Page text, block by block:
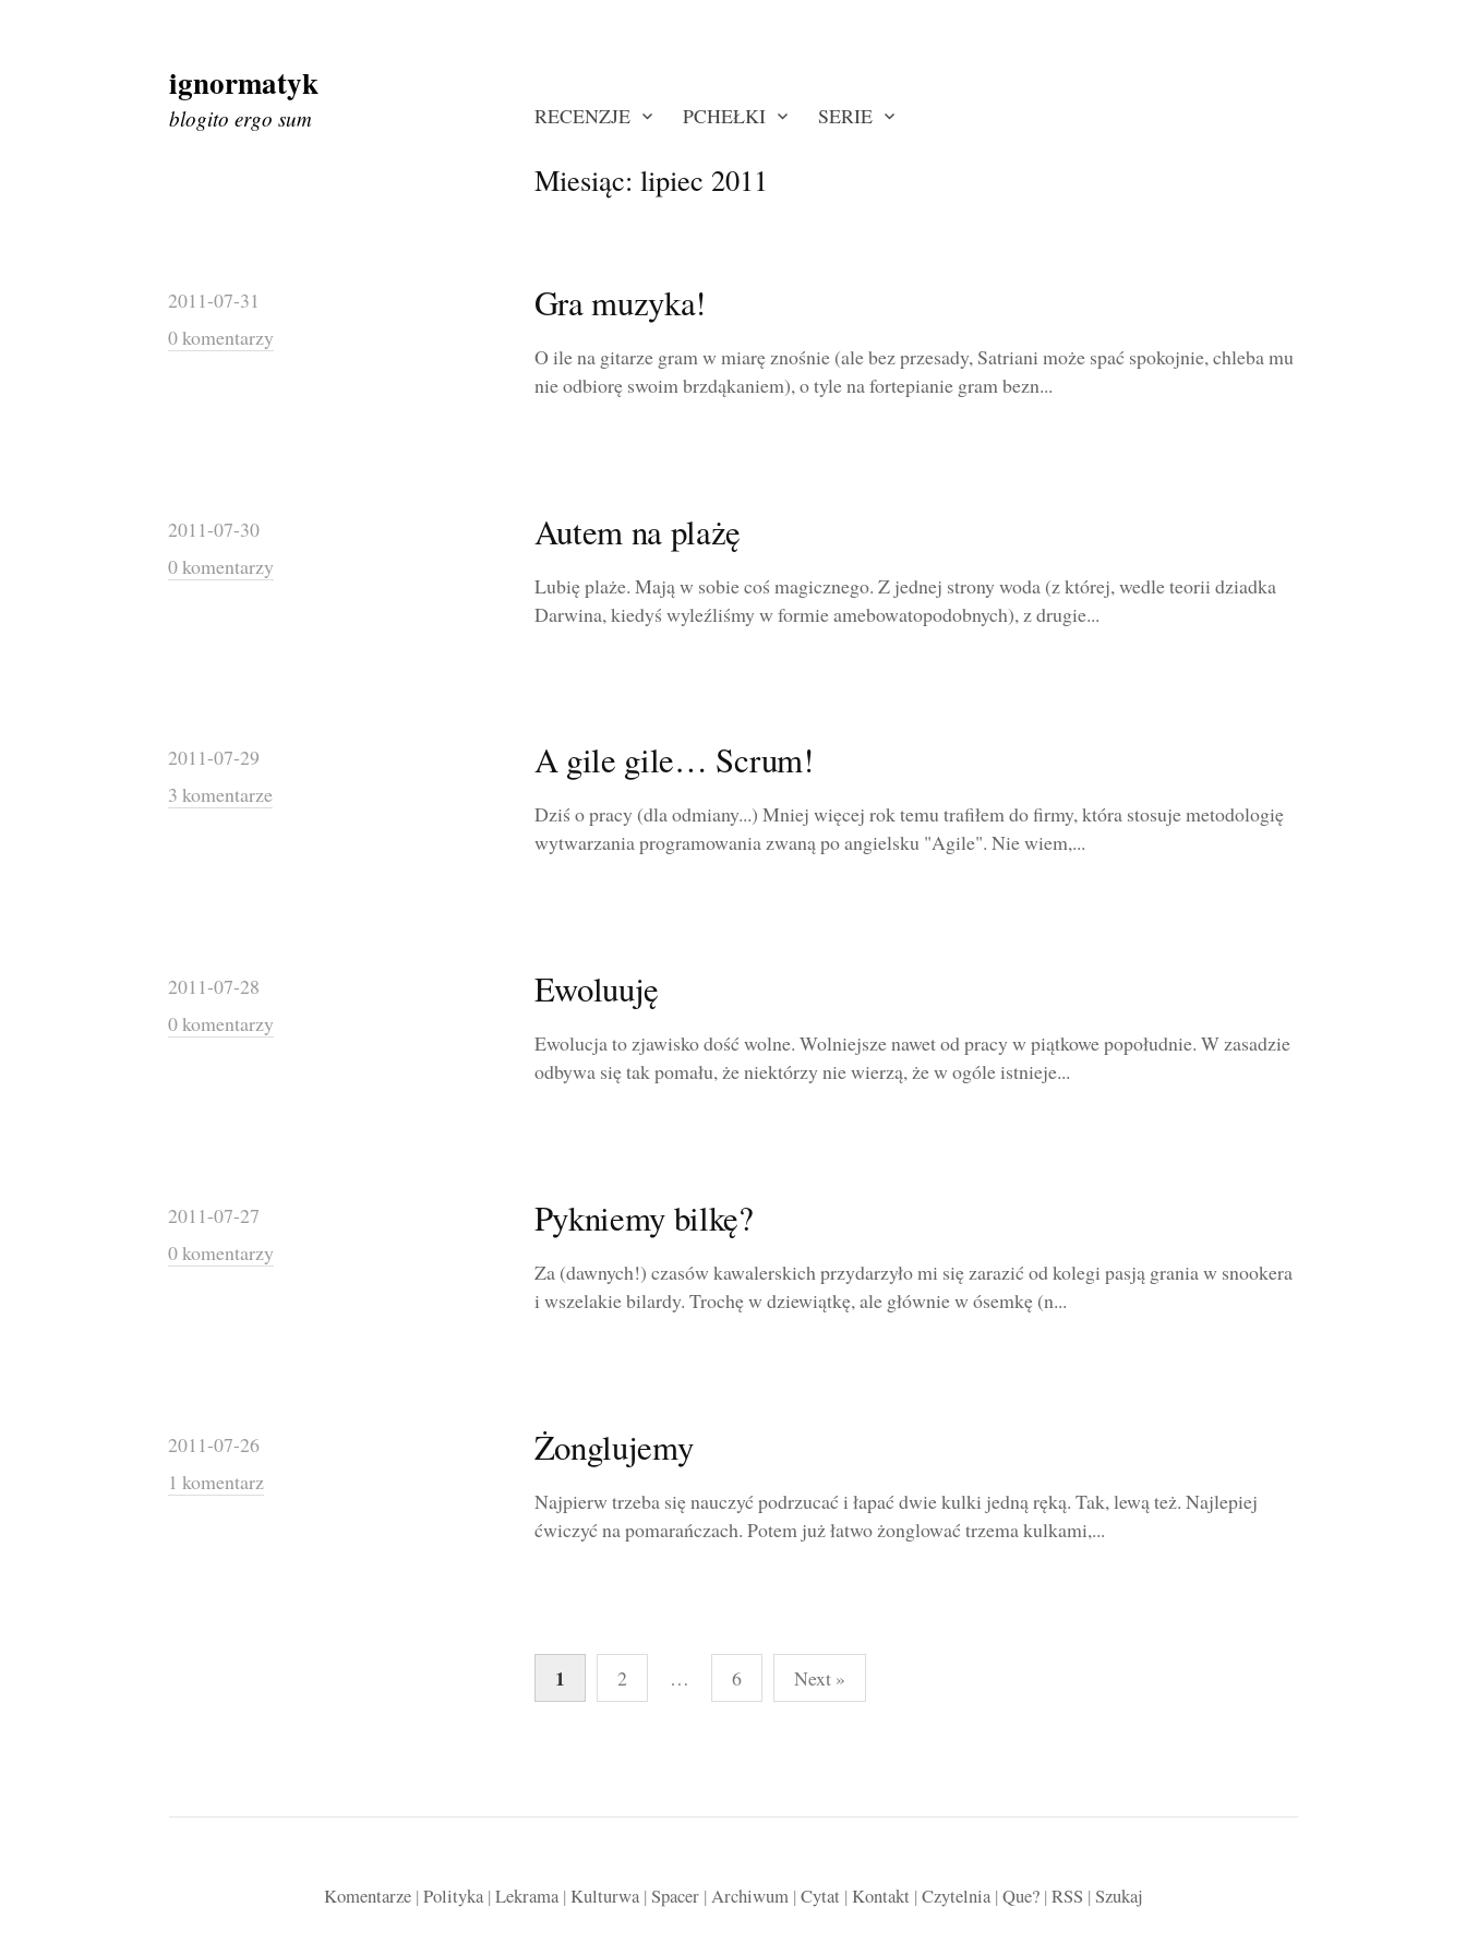
Skip
to
content
ignormatyk
blogito ergo sum RECENZJE PCHEŁKI SERIE
Miesiąc: lipiec 2011
2011-07-31
0 komentarzy
Gra muzyka!
O ile na gitarze gram w miarę znośnie (ale bez przesady, Satriani może spać spokojnie, chleba mu
nie odbiorę swoim brzdąkaniem), o tyle na fortepianie gram bezn...
2011-07-30
0 komentarzy
Autem na plażę
Lubię plaże. Mają w sobie coś magicznego. Z jednej strony woda (z której, wedle teorii dziadka
Darwina, kiedyś wyleźliśmy w formie amebowatopodobnych), z drugie...
2011-07-29
3 komentarze
A gile gile… Scrum!
Dziś o pracy (dla odmiany...) Mniej więcej rok temu trafiłem do firmy, która stosuje metodologię
wytwarzania programowania zwaną po angielsku "Agile". Nie wiem,...
2011-07-28
0 komentarzy
Ewoluuję
Ewolucja to zjawisko dość wolne. Wolniejsze nawet od pracy w piątkowe popołudnie. W zasadzie
odbywa się tak pomału, że niektórzy nie wierzą, że w ogóle istnieje...
2011-07-27
0 komentarzy
Pykniemy bilkę?
Za (dawnych!) czasów kawalerskich przydarzyło mi się zarazić od kolegi pasją grania w snookera
i wszelakie bilardy. Trochę w dziewiątkę, ale głównie w ósemkę (n...
2011-07-26
1 komentarz
Żonglujemy
Najpierw trzeba się nauczyć podrzucać i łapać dwie kulki jedną ręką. Tak, lewą też. Najlepiej
ćwiczyć na pomarańczach. Potem już łatwo żonglować trzema kulkami,...
Stronicowanie
1 2 … 6 Next »
Komentarze| Polityka| Lekrama| Kulturwa| Spacer| Archiwum| Cytat| Kontakt| Czytelnia| Que?| RSS | Szukaj